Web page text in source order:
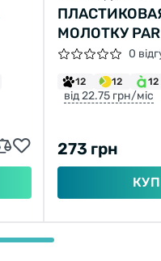
МОЛОТКУ
0
12 12 12
від 22.75 грн/міс
273 грн